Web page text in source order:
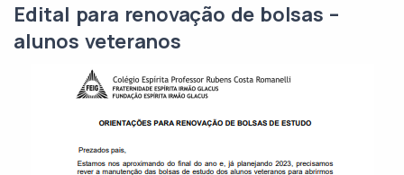
Edital para renovação de bolsas –
alunos veteranos